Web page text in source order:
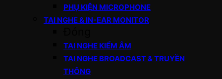
PHỤ KIỆN MICROPHONE
TAI NGHE & IN-EAR MONITOR
TAI NGHE KIỂM ÂM
TAI NGHE BROADCAST & TRUYỀN
THÔNG